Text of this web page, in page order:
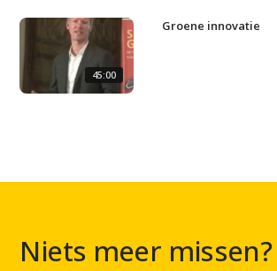
45:00
Groene innovatie
Niets meer missen?